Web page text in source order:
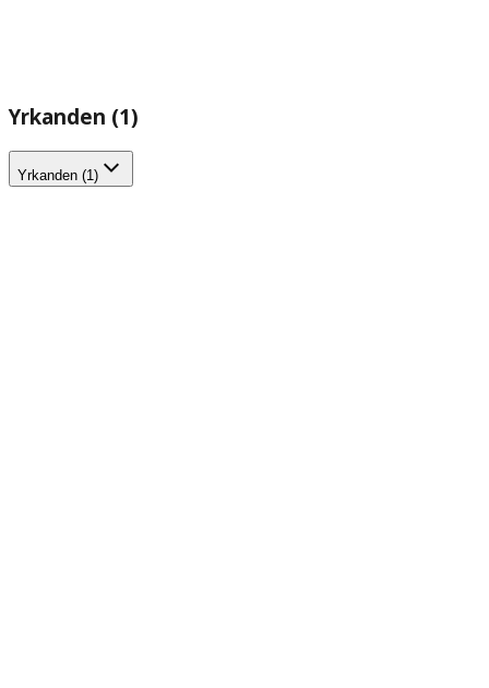
Yrkanden (1)
Yrkanden (1)